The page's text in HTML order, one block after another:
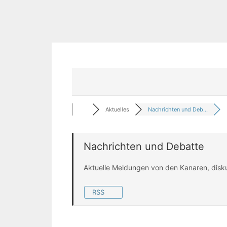
Aktuelles Nachrichten und Deb...
Nachrichten und Debatte
Aktuelle Meldungen von den Kanaren,
RSS